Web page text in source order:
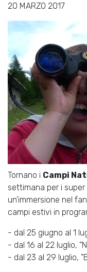
20 MARZO 2017
Tornano i Campi
settimana per i
un’immersione nel
campi estivi in
- dal 25 giugno al 1
- dal 16 al 22 luglio,
- dal 23 al 29 luglio,